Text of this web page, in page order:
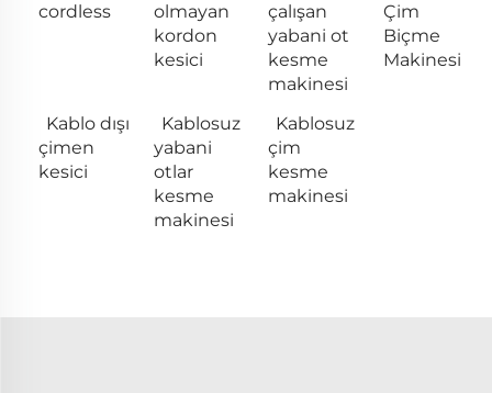
cordless
olmayan
kordon
kesici
çalışan
yabani ot
kesme
makinesi
Çim
Biçme
Makinesi
Kablo dışı
çimen
kesici
Kablosuz
yabani
otlar
kesme
makinesi
Kablosuz
çim
kesme
makinesi